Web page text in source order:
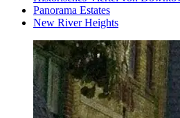
Panorama Estates
New River Heights